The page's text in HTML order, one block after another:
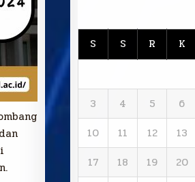
S S R K
3
4 5 6
10
11 12 13
17
18 19 20